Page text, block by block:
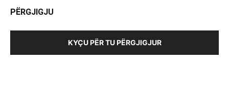
PËRGJIGJU
KYÇU PËR TU PËRGJIGJUR